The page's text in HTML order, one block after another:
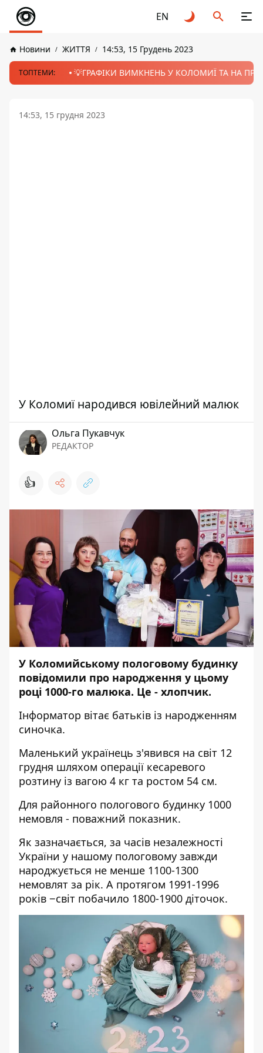
EN
Новини ЖИТТЯ 14:53, 15 Грудень 2023
ТОПТЕМИ: 💡ГРАФІКИ ВИМКНЕНЬ У КОЛОМИЇ ТА НА
14:53, 15 грудня 2023
У Коломиї народився ювілейний малюк
Ольга Пукавчук
РЕДАКТОР
👍
У Коломийському пологовому будинку
повідомили про народження у цьому
році 1000-го малюка. Це - хлопчик.
Інформатор вітає батьків із народженням
синочка.
Маленький українець з'явився на світ 12
грудня шляхом операції кесаревого
розтину із вагою 4 кг та ростом 54 см.
Для районного пологового будинку 1000
немовля - поважний показник.
Як зазначається, за часів незалежності
України у нашому пологовому завжди
народжується не менше 1100-1300
немовлят за рік. А протягом 1991-1996
років −світ побачило 1800-1900 діточок.